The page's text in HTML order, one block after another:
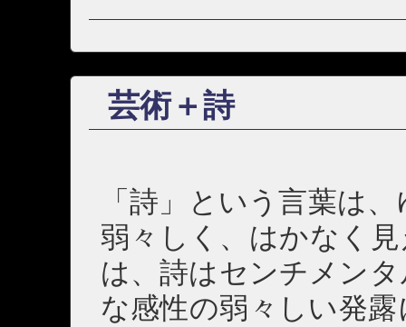
芸術＋詩
「詩」という言葉は
弱々しく、はかなく
は、詩はセンチメン
な感性の弱々しい発